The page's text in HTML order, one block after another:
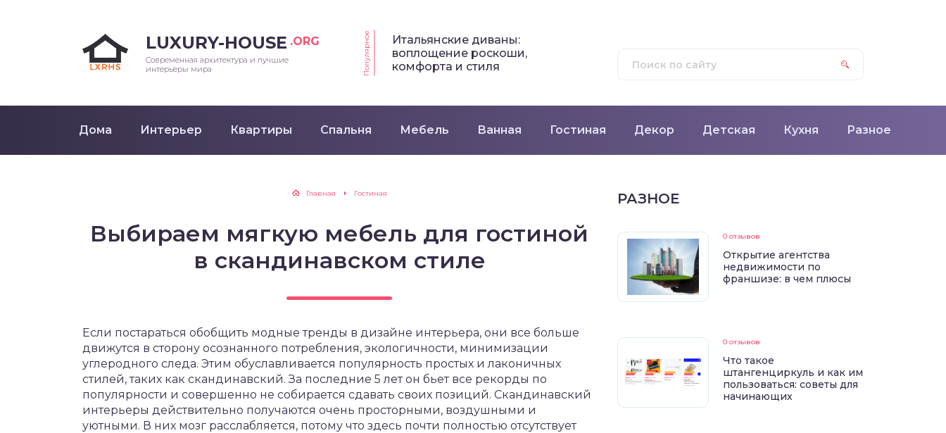
LUXURY-HOUSE .ORG
Современная архитектура и лучшие
интерьеры мира
Популярное
Итальянские диваны:
воплощение роскоши,
комфорта и стиля
Дома Интерьер Квартиры Спальня Мебель Ванная Гостиная Декор Детская Кухня Разное
Главная Гостиная
Выбираем мягкую мебель для гостиной
в скандинавском стиле
Если постараться обобщить модные тренды в дизайне интерьера, они все больше
движутся в сторону осознанного потребления, экологичности, минимизации
углеродного следа. Этим обуславливается популярность простых и лаконичных
стилей, таких как скандинавский. За последние 5 лет он бьет все рекорды по
популярности и совершенно не собирается сдавать своих позиций. Скандинавский
интерьеры действительно получаются очень просторными, воздушными и
уютными. В них мозг расслабляется, потому что здесь почти полностью отсутствует
РАЗНОЕ
0 отзывов
Открытие агентства
недвижимости по
франшизе: в чем плюсы
0 отзывов
Что такое
штангенциркуль и как им
пользоваться: советы для
начинающих